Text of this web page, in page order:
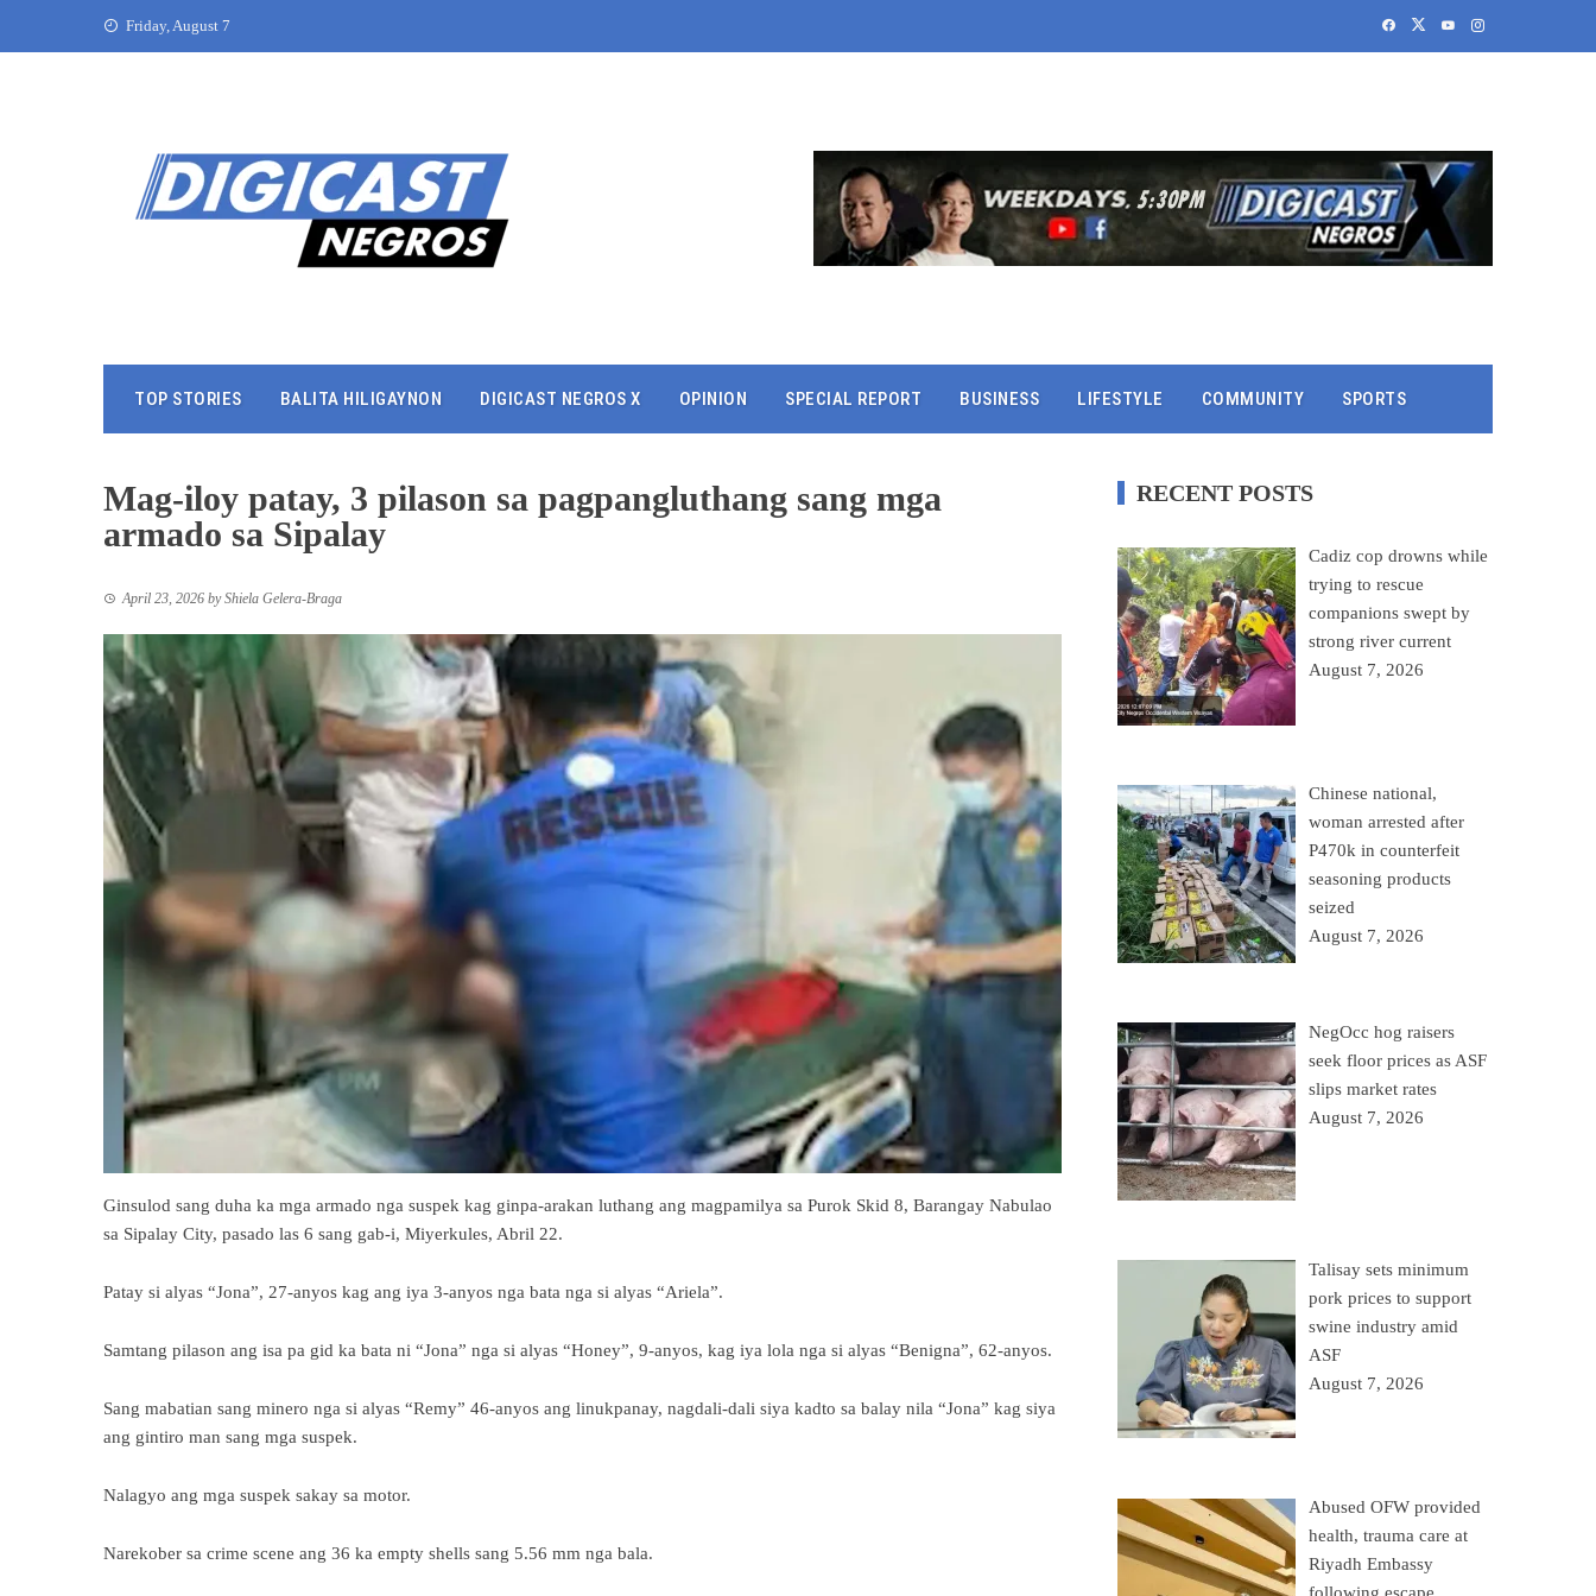
Friday, August 7
TOP STORIES BALITA HILIGAYNON DIGICAST NEGROS X OPINION SPECIAL REPORT BUSINESS LIFESTYLE COMMUNITY SPORTS
Mag-iloy patay, 3 pilason sa pagpangluthang sang mga
armado sa Sipalay
April 23, 2026 byShiela Gelera-Braga
Ginsulod sang duha ka mga armado nga suspek kag ginpa-arakan luthang ang magpamilya sa Purok Skid 8, Barangay Nabulao
sa Sipalay City, pasado las 6 sang gab-i, Miyerkules, Abril 22.
Patay si alyas “Jona”, 27-anyos kag ang iya 3-anyos nga bata nga si alyas “Ariela”.
Samtang pilason ang isa pa gid ka bata ni “Jona” nga si alyas “Honey”, 9-anyos, kag iya lola nga si alyas “Benigna”, 62-anyos.
Sang mabatian sang minero nga si alyas “Remy” 46-anyos ang linukpanay, nagdali-dali siya kadto sa balay nila “Jona” kag siya
ang gintiro man sang mga suspek.
Nalagyo ang mga suspek sakay sa motor.
Narekober sa crime scene ang 36 ka empty shells sang 5.56 mm nga bala.
RECENT POSTS
Cadiz cop drowns while
trying to rescue
companions swept by
strong river current
August 7, 2026
Chinese national,
woman arrested after
P470k in counterfeit
seasoning products
seized
August 7, 2026
NegOcc hog raisers
seek floor prices as ASF
slips market rates
August 7, 2026
Talisay sets minimum
pork prices to support
swine industry amid
ASF
August 7, 2026
Abused OFW provided
health, trauma care at
Riyadh Embassy